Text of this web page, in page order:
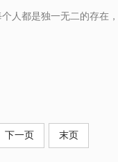
人都是独一无二的存在
下一页 末页